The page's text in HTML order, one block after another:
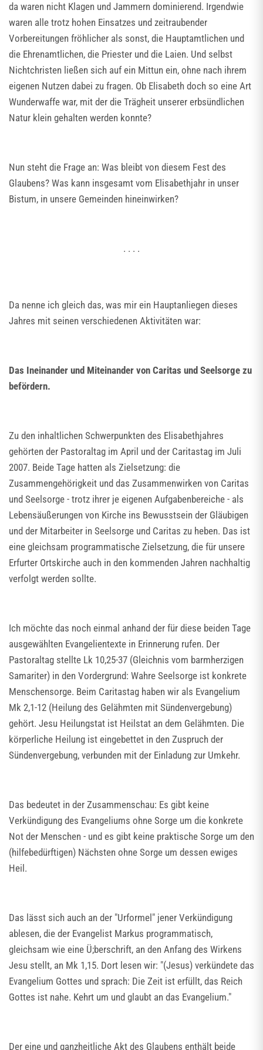
da waren nicht Klagen und Jammern dominierend. Irgendwie
waren alle trotz hohen Einsatzes und zeitraubender
Vorbereitungen fröhlicher als sonst, die Hauptamtlichen und
die Ehrenamtlichen, die Priester und die Laien. Und selbst
Nichtchristen ließen sich auf ein Mittun ein, ohne nach ihrem
eigenen Nutzen dabei zu fragen. Ob Elisabeth doch so eine Art
Wunderwaffe war, mit der die Trägheit unserer erbsündlichen
Natur klein gehalten werden konnte?
Nun steht die Frage an: Was bleibt von diesem Fest des
Glaubens? Was kann insgesamt vom Elisabethjahr in unser
Bistum, in unsere Gemeinden hineinwirken?
. . . .
Da nenne ich gleich das, was mir ein Hauptanliegen dieses
Jahres mit seinen verschiedenen Aktivitäten war:
Das Ineinander und Miteinander von Caritas und Seelsorge zu
befördern.
Zu den inhaltlichen Schwerpunkten des Elisabethjahres
gehörten der Pastoraltag im April und der Caritastag im Juli
2007. Beide Tage hatten als Zielsetzung: die
Zusammengehörigkeit und das Zusammenwirken von Caritas
und Seelsorge - trotz ihrer je eigenen Aufgabenbereiche - als
Lebensäußerungen von Kirche ins Bewusstsein der Gläubigen
und der Mitarbeiter in Seelsorge und Caritas zu heben. Das ist
eine gleichsam programmatische Zielsetzung, die für unsere
Erfurter Ortskirche auch in den kommenden Jahren nachhaltig
verfolgt werden sollte.
Ich möchte das noch einmal anhand der für diese beiden Tage
ausgewählten Evangelientexte in Erinnerung rufen. Der
Pastoraltag stellte Lk 10,25-37 (Gleichnis vom barmherzigen
Samariter) in den Vordergrund: Wahre Seelsorge ist konkrete
Menschensorge. Beim Caritastag haben wir als Evangelium
Mk 2,1-12 (Heilung des Gelähmten mit Sündenvergebung)
gehört. Jesu Heilungstat ist Heilstat an dem Gelähmten. Die
körperliche Heilung ist eingebettet in den Zuspruch der
Sündenvergebung, verbunden mit der Einladung zur Umkehr.
Das bedeutet in der Zusammenschau: Es gibt keine
Verkündigung des Evangeliums ohne Sorge um die konkrete
Not der Menschen - und es gibt keine praktische Sorge um den
(hilfebedürftigen) Nächsten ohne Sorge um dessen ewiges
Heil.
Das lässt sich auch an der "Urformel" jener Verkündigung
ablesen, die der Evangelist Markus programmatisch,
gleichsam wie eine Ü;berschrift, an den Anfang des Wirkens
Jesu stellt, an Mk 1,15. Dort lesen wir: "(Jesus) verkündete das
Evangelium Gottes und sprach: Die Zeit ist erfüllt, das Reich
Gottes ist nahe. Kehrt um und glaubt an das Evangelium."
Der eine und ganzheitliche Akt des Glaubens enthält beide